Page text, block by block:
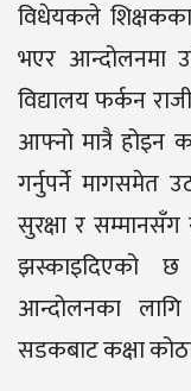
विधेयकले
भएर आन्दोलनमा
विद्यालय फर्कन
आफ्नो मात्रै होइन
गर्नुपर्ने मागसमेत
सुरक्षा र
झस्काइदिएको छ
आन्दोलनका
सडकबाट कक्षा